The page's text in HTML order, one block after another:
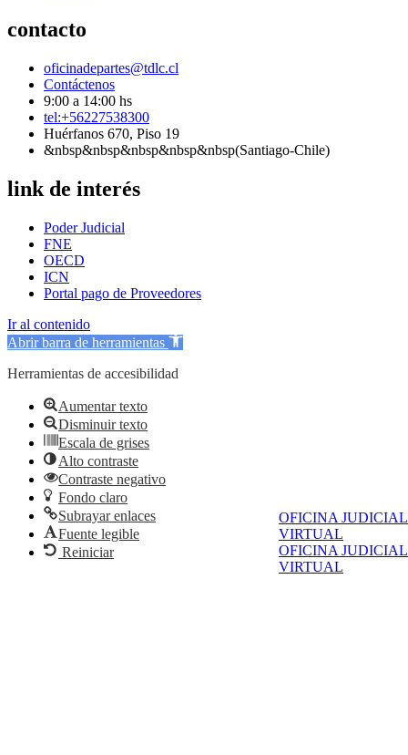
OFICINA JUDICIAL
VIRTUAL
OFICINA JUDICIAL
VIRTUAL
contacto
oficinadepartes@tdlc.cl
Contáctenos
9:00 a 14:00 hs
tel:+56227538300
Huérfanos 670, Piso 19
&nbsp&nbsp&nbsp&nbsp&nbsp(Santiago-Chile)
link de interés
Poder Judicial
FNE
OECD
ICN
Portal pago de Proveedores
Ir al contenido
Abrir barra de herramientas
Herramientas de accesibilidad
Aumentar texto
Disminuir texto
Escala de grises
Alto contraste
Contraste negativo
Fondo claro
Subrayar enlaces
Fuente legible
Reiniciar